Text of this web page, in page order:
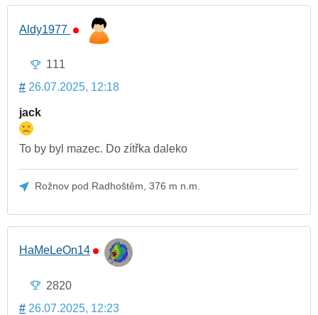
Aldy1977
111
# 26.07.2025, 12:18
jack
To by byl mazec. Do zítřka daleko
Rožnov pod Radhoštěm, 376 m n.m.
HaMeLeOn14
2820
# 26.07.2025, 12:23